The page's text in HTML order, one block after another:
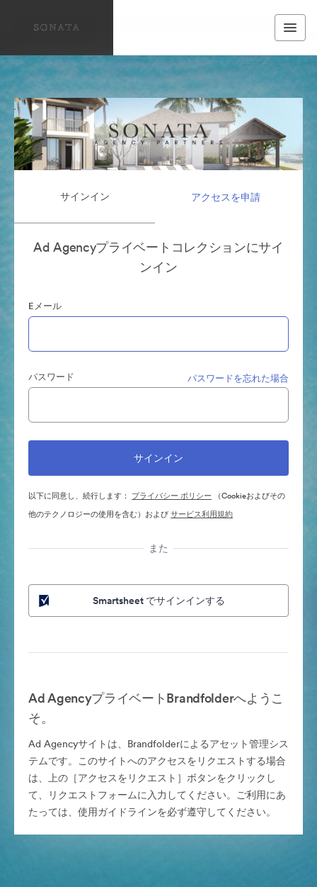
サインイン アクセスを申請
Ad Agencyプライベートコレクションにサイ
ンイン
Eメール
パスワード パスワードを忘れた場合
以下に同意し、続行します： プライバシー ポリシー （Cookieおよびその
他のテクノロジーの使用を含む）およびサービス利用規約
また
Smartsheet でサインインする
Ad AgencyプライベートBrandfolderへようこ
そ。
Ad Agencyサイトは、Brandfolderによるアセット管理シス
テムです。このサイトへのアクセスをリクエストする場合
は、上の［アクセスをリクエスト］ボタンをクリックし
て、リクエストフォームに入力してください。ご利用にあ
たっては、使用ガイドラインを必ず遵守してください。